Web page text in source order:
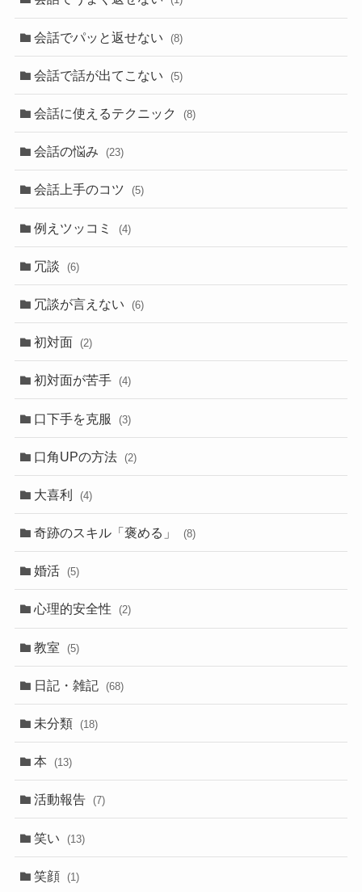
会話でパッと返せない (8)
会話で話が出てこない (5)
会話に使えるテクニック (8)
会話の悩み (23)
会話上手のコツ (5)
例えツッコミ (4)
冗談 (6)
冗談が言えない (6)
初対面 (2)
初対面が苦手 (4)
口下手を克服 (3)
口角UPの方法 (2)
大喜利 (4)
奇跡のスキル「褒める」 (8)
婚活 (5)
心理的安全性 (2)
教室 (5)
日記・雑記 (68)
未分類 (18)
本 (13)
活動報告 (7)
笑い (13)
笑顔 (1)